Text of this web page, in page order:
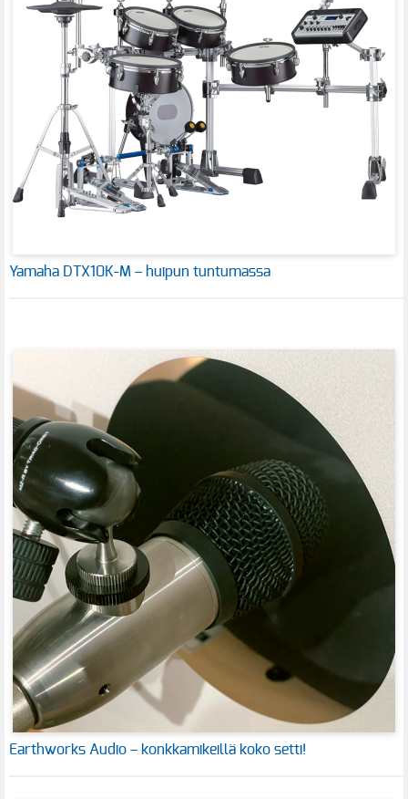
Yamaha DTX10K-M – huipun tuntumassa
Earthworks Audio – konkkamikeillä koko setti!